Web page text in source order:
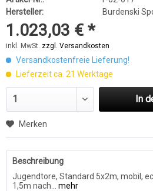
Hersteller:
Burdenski
1.023,03 € *
inkl. MwSt. zzgl. Versandkosten
Versandkostenfreie Lieferung!
Lieferzeit ca. 21 Werktage
In
Merken
Beschreibung
Jugendtore, Standard 5x2m, mobil,
1,5m nach...
mehr